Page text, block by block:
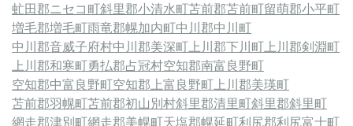
虻田郡ニセコ町斜里郡小清水町苫前郡苫前町留萌郡小平町
増毛郡増毛町雨竜郡幌加内町中川郡中川町
中川郡音威子府村中川郡美深町上川郡下川町上川郡剣淵町
上川郡和寒町勇払郡占冠村空知郡南富良野町
空知郡中富良野町空知郡上富良野町上川郡美瑛町
苫前郡羽幌町苫前郡初山別村斜里郡清里町斜里郡斜里町
網走郡津別町網走郡美幌町天塩郡幌延町利尻郡利尻富士町